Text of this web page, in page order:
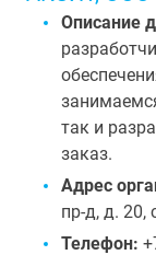
Описание
так и
заказ.
Адрес
пр-д, д. 20,
Телефон: